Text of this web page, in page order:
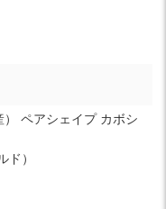
） ペアシェイプ カボシ
ド）